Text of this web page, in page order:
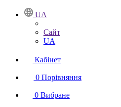
UA
Сайт
UA
Кабінет
0 Порівняння
0 Вибране